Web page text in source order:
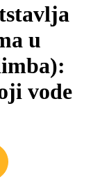
u
vode